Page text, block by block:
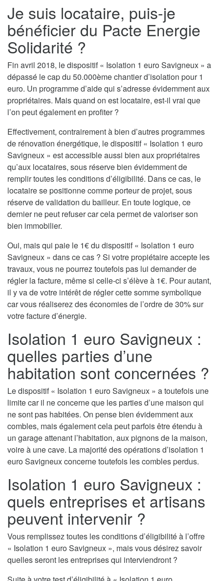
Je suis locataire, puis-je
bénéficier du Pacte Energie
Solidarité ?
Fin avril 2018, le dispositif « Isolation 1 euro Savigneux » a
dépassé le cap du 50.000ème chantier d’isolation pour 1
euro. Un programme d’aide qui s’adresse évidemment aux
propriétaires. Mais quand on est locataire, est-il vrai que
l’on peut également en profiter ?
Effectivement, contrairement à bien d’autres programmes
de rénovation énergétique, le dispositif « Isolation 1 euro
Savigneux » est accessible aussi bien aux propriétaires
qu’aux locataires, sous réserve bien évidemment de
remplir toutes les conditions d’éligibilité. Dans ce cas, le
locataire se positionne comme porteur de projet, sous
réserve de validation du bailleur. En toute logique, ce
dernier ne peut refuser car cela permet de valoriser son
bien immobilier.
Oui, mais qui paie le 1€ du dispositif « Isolation 1 euro
Savigneux » dans ce cas ? Si votre propiétaire accepte les
travaux, vous ne pourrez toutefois pas lui demander de
régler la facture, même si celle-ci s’élève à 1€. Pour autant,
il y va de votre intérêt de régler cette somme symbolique
car vous réaliserez des économies de l’ordre de 30% sur
votre facture d’énergie.
Isolation 1 euro Savigneux :
quelles parties d’une
habitation sont concernées ?
Le dispositif « Isolation 1 euro Savigneux » a toutefois une
limite car il ne concerne que les parties d’une maison qui
ne sont pas habitées. On pense bien évidemment aux
combles, mais également cela peut parfois être étendu à
un garage attenant l’habitation, aux pignons de la maison,
voire à une cave. La majorité des opérations d’isolation 1
euro Savigneux concerne toutefois les combles perdus.
Isolation 1 euro Savigneux :
quels entreprises et artisans
peuvent intervenir ?
Vous remplissez toutes les conditions d’éligibilité à l’offre
« Isolation 1 euro Savigneux », mais vous désirez savoir
quelles seront les entreprises qui interviendront ?